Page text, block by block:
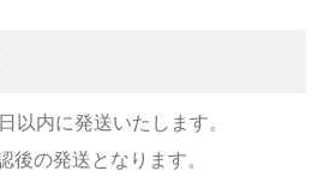
以内に発送いたします。
後の発送となります。